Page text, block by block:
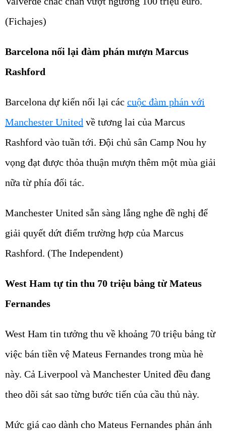
(Fichajes)
Barcelona nối lại đàm phán mượn Marcus
Rashford
Barcelona dự kiến nối lại các cuộc đàm phán với
Manchester United về tương lai của Marcus
Rashford vào tuần tới. Đội chủ sân Camp Nou hy
vọng đạt được thỏa thuận mượn thêm một mùa giải
nữa từ phía đối tác.
Manchester United sẵn sàng lắng nghe đề nghị để
giải quyết dứt điểm trường hợp của Marcus
Rashford. (The Independent)
West Ham tự tin thu 70 triệu bảng từ Mateus
Fernandes
West Ham tin tưởng thu về khoảng 70 triệu bảng từ
việc bán tiền vệ Mateus Fernandes trong mùa hè
này. Cả Liverpool và Manchester United đều đang
theo dõi sát sao từng bước tiến của cầu thủ này.
Mức giá cao dành cho Mateus Fernandes phản ánh